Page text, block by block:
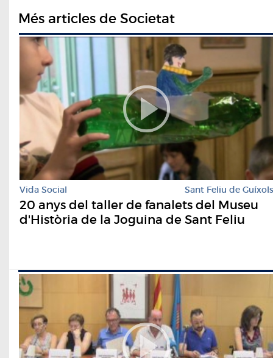
Més articles de Societat
Vida Social Sant Feliu de Guíxols
20 anys del taller de fanalets del Museu
d'Història de la Joguina de Sant Feliu